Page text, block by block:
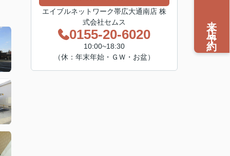
エイブルネットワーク帯広大通南店 株
式会社セムス
0155-20-6020
10:00~18:30
（休：年末年始・ＧＷ・お盆）
来店予約